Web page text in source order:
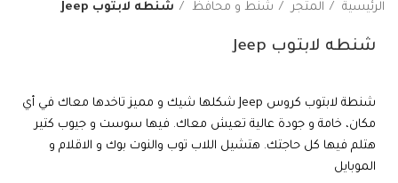
الرئيسية المتجر شنط و محافظ شنطه لابتوب Jeep
شنطه لابتوب Jeep
شنطة لابتوب كروس Jeep شكلها شيك و مميز تاخدها معاك في أي
مكان، خامة و جودة عالية تعيش معاك. فيها سوست و جيوب كتير
هتلم فيها كل حاجتك. هتشيل اللاب توب والنوت بوك و الاقلام و
الموبايل